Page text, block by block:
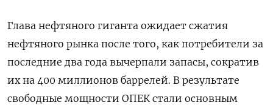
Глава нефтяного гиганта ожидает сжатия
нефтяного рынка после того, как потребители за
последние два года вычерпали запасы, сократив
их на 400 миллионов баррелей. В результате
свободные мощности ОПЕК стали основным